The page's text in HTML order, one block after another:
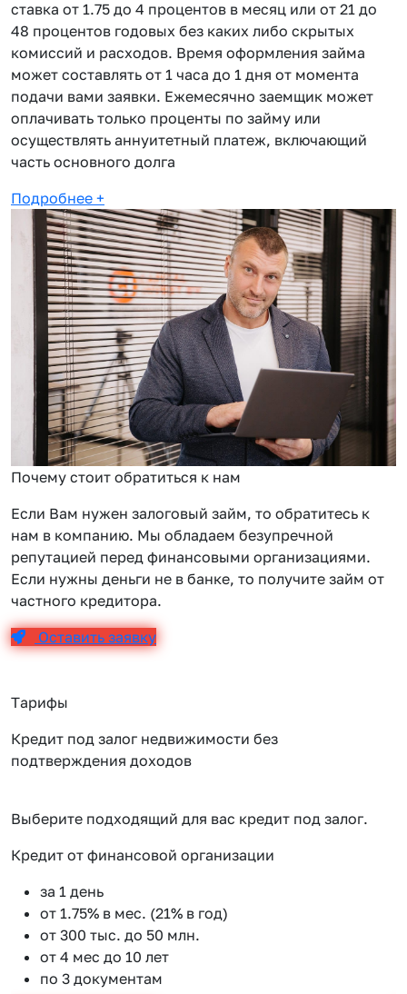
ставка от 1.75 до 4 процентов в месяц или от 21 до
48 процентов годовых без каких либо скрытых
комиссий и расходов. Время оформления займа
может составлять от 1 часа до 1 дня от момента
подачи вами заявки. Ежемесячно заемщик может
оплачивать только проценты по займу или
осуществлять аннуитетный платеж, включающий
часть основного долга
Подробнее +
Почему стоит обратиться к нам
Если Вам нужен залоговый займ, то обратитесь к
нам в компанию. Мы обладаем безупречной
репутацией перед финансовыми организациями.
Если нужны деньги не в банке, то получите займ от
частного кредитора.
Оставить заявку
Тарифы
Кредит под залог недвижимости без
подтверждения доходов
Выберите подходящий для вас кредит под залог.
Кредит от финансовой организации
за 1 день
от 1.75% в мес. (21% в год)
от 300 тыс. до 50 млн.
от 4 мес до 10 лет
по 3 документам